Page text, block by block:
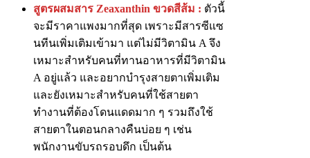
สูตรผสมสาร Zeaxanthin ขวดสีส้ม : ตัวนี้
จะมีราคาแพงมากที่สุด เพราะมีสารซีแซ
นทีนเพิ่มเติมเข้ามา แต่ไม่มีวิตามิน A จึง
เหมาะสำหรับคนที่ทานอาหารที่มีวิตามิน
A อยู่แล้ว และอยากบำรุงสายตาเพิ่มเติม
และยังเหมาะสำหรับคนที่ใช้สายตา
ทำงานที่ต้องโดนแดดมาก ๆ รวมถึงใช้
สายตาในตอนกลางคืนบ่อย ๆ เช่น
พนักงานขับรถรอบดึก เป็นต้น